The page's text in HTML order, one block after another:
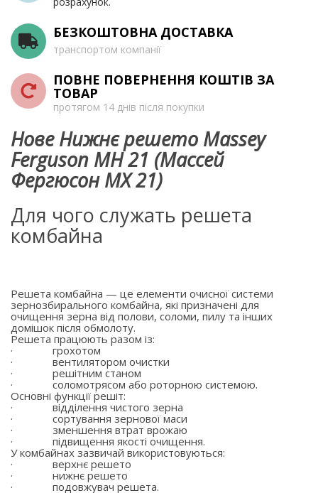
БЕЗКОШТОВНА ДОСТАВКА
транспортом компанії
ПОВНЕ ПОВЕРНЕННЯ КОШТІВ ЗА
ТОВАР
протягом 14 днів після покупки
Нове Нижнє решето Massey
Ferguson MH 21 (Массей
Фергюсон МХ 21)
Для чого служать решета
комбайна
Решета комбайна — це елементи очисної системи
зернозбирального комбайна, які призначені для
очищення зерна від полови, соломи, пилу та інших
домішок після обмолоту.
Решета працюють разом із:
·
грохотом
·
вентилятором очистки
·
решітним станом
·
соломотрясом або роторною системою.
Основні функції решіт:
·
відділення чистого зерна
·
сортування зернової маси
·
зменшення втрат врожаю
·
підвищення якості очищення.
У комбайнах зазвичай використовуються:
·
верхнє решето
·
нижнє решето
·
подовжувач решета.